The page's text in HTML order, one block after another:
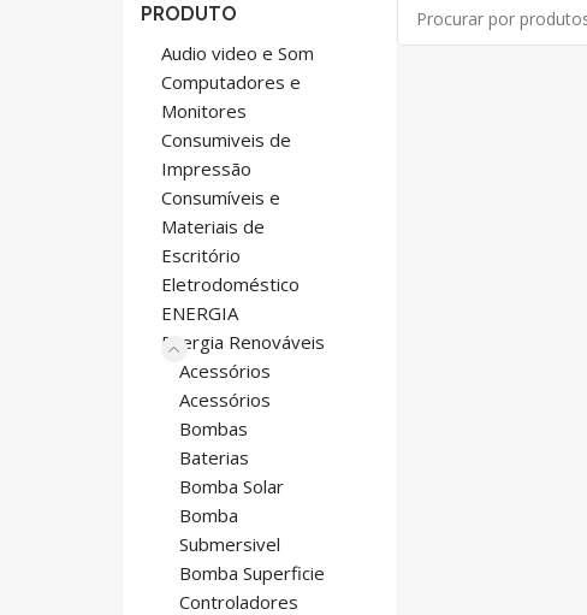
PRODUTO
Audio video e Som
Computadores e
Monitores
Consumiveis de
Impressão
Consumíveis e
Materiais de
Escritório
Eletrodoméstico
ENERGIA
Energia Renováveis
Acessórios
Acessórios
Bombas
Baterias
Bomba Solar
Bomba
Submersivel
Bomba Superficie
Controladores